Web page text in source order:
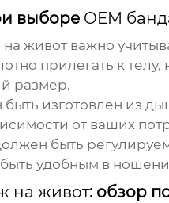
выборе OEM
на животважно
прилегать к
размер.
изготовлен из
от ваших
быть
удобным в
на живот: обзор